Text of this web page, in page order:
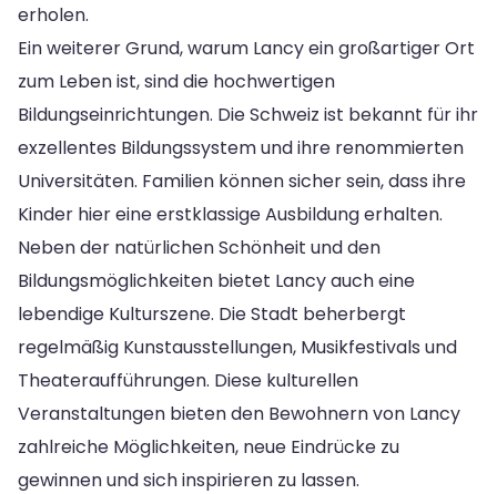
erholen.
Ein weiterer Grund, warum Lancy ein großartiger Ort
zum Leben ist, sind die hochwertigen
Bildungseinrichtungen. Die Schweiz ist bekannt für ihr
exzellentes Bildungssystem und ihre renommierten
Universitäten. Familien können sicher sein, dass ihre
Kinder hier eine erstklassige Ausbildung erhalten.
Neben der natürlichen Schönheit und den
Bildungsmöglichkeiten bietet Lancy auch eine
lebendige Kulturszene. Die Stadt beherbergt
regelmäßig Kunstausstellungen, Musikfestivals und
Theateraufführungen. Diese kulturellen
Veranstaltungen bieten den Bewohnern von Lancy
zahlreiche Möglichkeiten, neue Eindrücke zu
gewinnen und sich inspirieren zu lassen.